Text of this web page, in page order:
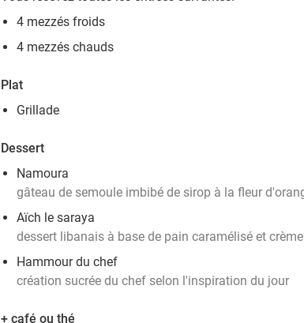
4 mezzés froids
4 mezzés chauds
Plat
Grillade
Dessert
Namoura
gâteau de semoule imbibé de sirop à la fleur
Aïch le saraya
dessert libanais à base de pain caramélisé et crème
Hammour du chef
création sucrée du chef selon l'inspiration du jour
+ café ou thé